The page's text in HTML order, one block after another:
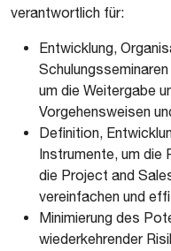
verantwortlich für:
Entwicklung,
um die Weitergabe
Vorgehensweisen
Definition,
Instrumente, um die
die Project and
vereinfachen und
Minimierung des
wiederkehrender